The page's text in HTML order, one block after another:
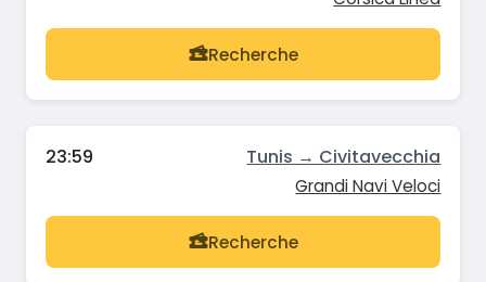
Recherche
23:59 Tunis → Civitavecchia
Grandi Navi Veloci
Recherche